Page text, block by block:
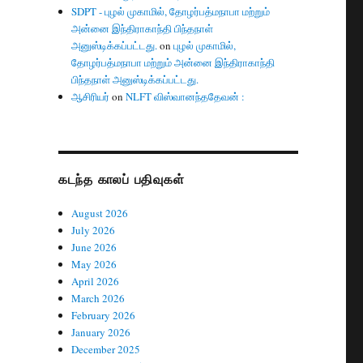
SDPT - புழல் முகாமில், தோழர்பத்மநாபா மற்றும்
அன்னை இந்திராகாந்தி பிந்தநாள்
அனுஸ்டிக்கப்பட்டது.onபுழல் முகாமில்,
தோழர்பத்மநாபா மற்றும் அன்னை இந்திராகாந்தி
பிந்தநாள் அனுஸ்டிக்கப்பட்டது.
ஆசிரியர் onNLFT விஸ்வானந்ததேவன் :
கடந்த காலப் பதிவுகள்
August 2026
July 2026
June 2026
May 2026
April 2026
March 2026
February 2026
January 2026
December 2025